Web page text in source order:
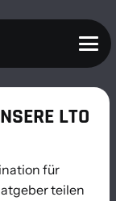
LTO
für
teilen